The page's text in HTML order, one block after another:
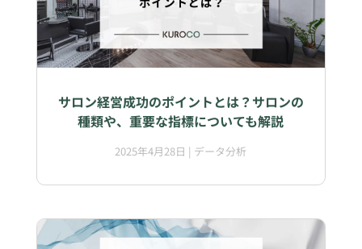
サロン経営成功のポイントとは？サロンの
種類や、重要な指標についても解説
2025年4月28日 | データ分析